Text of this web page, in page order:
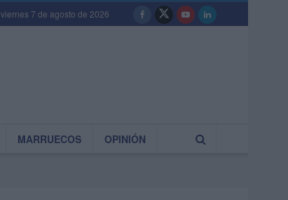
viernes 7 de agosto de 2026
MARRUECOS OPINIÓN